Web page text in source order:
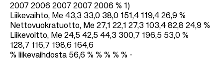
2007 2006 2007 2007 2006 % 1)
Liikevaihto, Me 43,3 33,0 38,0 151,4 119,4 26,9 %
Nettovuokratuotto, Me 27,1 22,1 27,3 103,4 82,8 24,9 %
Liikevoitto, Me 24,5 42,5 44,3 300,7 196,5 53,0 %
128,7 116,7 198,6 164,6
% liikevaihdosta 56,6 % % % % % -